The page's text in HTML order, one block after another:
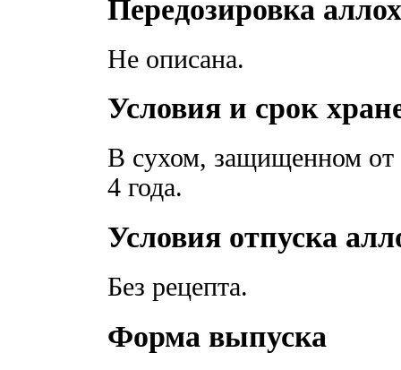
Передозировка
Не описана.
Условия и срок
В сухом, защищенном от
4 года.
Условия отпуска
Без рецепта.
Форма выпуска